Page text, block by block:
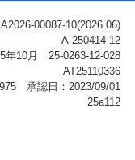
ト利用時の行動に
の行動に関する情
・購入場所・決済
する情報などが含